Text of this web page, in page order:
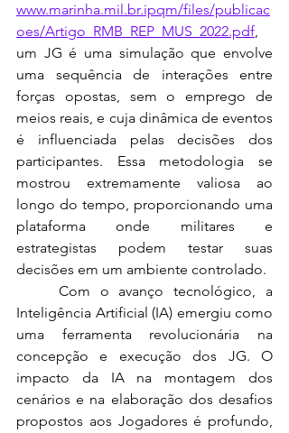
www.marinha.mil.br.ipqm/files/publicac
oes/Artigo_RMB_REP_MUS_2022.pdf,
um JG é uma simulação que envolve
uma sequência de interações entre
forças opostas, sem o emprego de
meios reais, e cuja dinâmica de eventos
é influenciada pelas decisões dos
participantes. Essa metodologia se
mostrou extremamente valiosa ao
longo do tempo, proporcionando uma
plataforma onde militares e
estrategistas podem testar suas
decisões em um ambiente controlado.
Inteligência Artificial (IA) emergiu como
uma ferramenta revolucionária na
concepção e execução dos JG. O
impacto da IA na montagem dos
cenários e na elaboração dos desafios
propostos aos Jogadores é profundo,